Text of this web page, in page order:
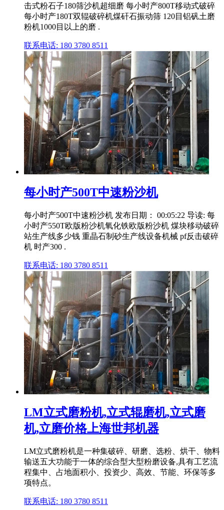
击式粉石子180筛沙机超细磨 每小时产800T移动式破碎
每小时产180T双辊破碎机煤矸石振动筛 120目铝矾土磨
粉机1000目以上的磨 .
联系电话: 180 3780 8511
每小时产500T中速粉沙机
每小时产500T中速粉沙机 发布日期： 00:05:22 导读: 每
小时产550T欧版粉沙机氧化铁欧版粉沙机 煤块移动破碎
站生产线多少钱 重晶石制砂生产线设备机械 pf反击破碎
机 时产300 .
联系电话: 180 3780 8511
LM立式磨粉机,立式辊磨机,立式磨
机,立磨价格上海世邦机器
LM立式磨粉机是一种集破碎、研磨、选粉、烘干、物料
输送五大功能于一体的综合型大型粉磨设备,具有工艺流
程集中、占地面积小、投资少、高效、节能、环保等多
项特点。
联系电话: 180 3780 8511